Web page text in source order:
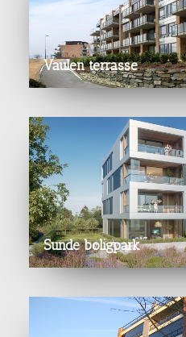
Vaulen terrasse
Sunde boligpark